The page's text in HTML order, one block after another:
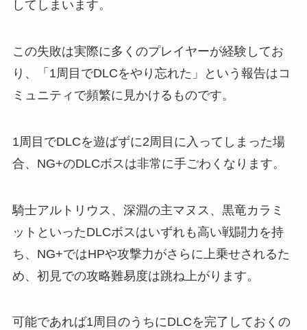
してしまいます。
この失敗は実際に多くのプレイヤーが経験してお
り、「1周目でDLCをやり忘れた」という報告はコ
ミュニティで頻繁に見かけるものです。
1周目でDLCを遊ばずに2周目に入ってしまった場
合、NG+のDLCボスは非常に手ごわくなります。
騎士アルトリウス、深淵の主マヌス、黒竜カラミ
ットといったDLCボスはいずれも高い戦闘力を持
ち、NG+ではHPや攻撃力がさらに上乗せされるた
め、初見での攻略難易度は跳ね上がります。
可能であれば1周目のうちにDLCを完了しておくの